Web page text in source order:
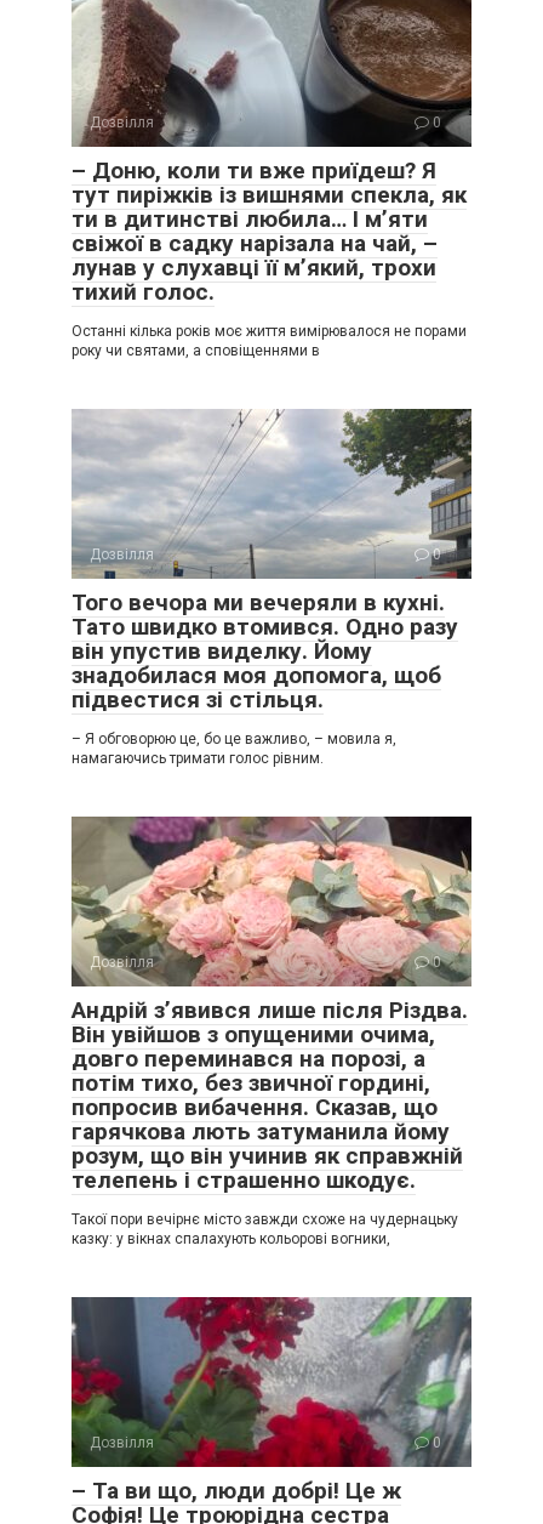
Дозвілля 0
– Доню, коли ти вже приїдеш? Я
тут пиріжків із вишнями спекла, як
ти в дитинстві любила… І м’яти
свіжої в садку нарізала на чай, –
лунав у слухавці її м’який, трохи
тихий голос.
Останні кілька років моє життя вимірювалося не порами
року чи святами, а сповіщеннями в
Дозвілля 0
Того вечора ми вечеряли в кухні.
Тато швидко втомився. Одно разу
він упустив виделку. Йому
знадобилася моя допомога, щоб
підвестися зі стільця.
– Я обговорюю це, бо це важливо, – мовила я,
намагаючись тримати голос рівним.
Дозвілля 0
Андрій з’явився лише після Різдва.
Він увійшов з опущеними очима,
довго переминався на порозі, а
потім тихо, без звичної гордині,
попросив вибачення. Сказав, що
гарячкова лють затуманила йому
розум, що він учинив як справжній
телепень і страшенно шкодує.
Такої пори вечірнє місто завжди схоже на чудернацьку
казку: у вікнах спалахують кольорові вогники,
Дозвілля 0
– Та ви що, люди добрі! Це ж
Софія! Це троюрідна сестра